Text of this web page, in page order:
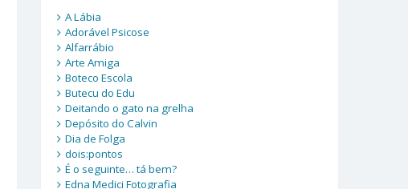
A Lábia
Adorável Psicose
Alfarrábio
Arte Amiga
Boteco Escola
Butecu do Edu
Deitando o gato na grelha
Depósito do Calvin
Dia de Folga
dois:pontos
É o seguinte… tá bem?
Edna Medici Fotografia